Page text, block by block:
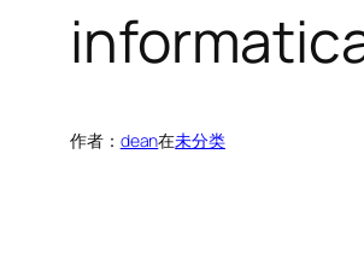
作者： dean在未分类